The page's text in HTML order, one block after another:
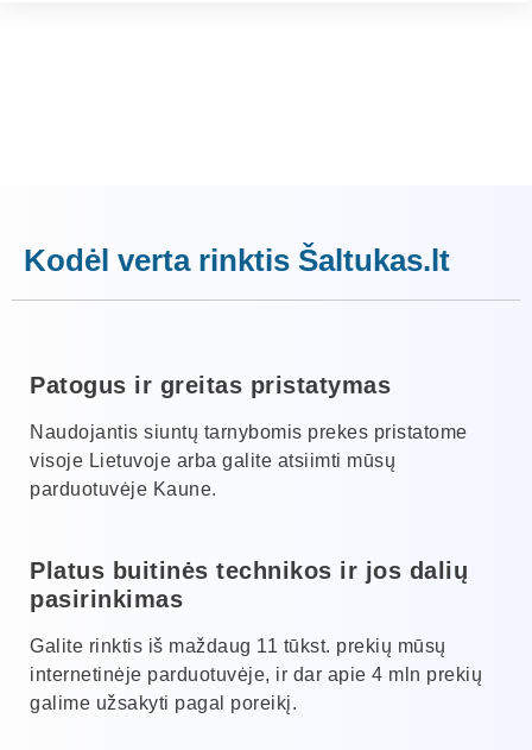
Kodėl verta rinktis Šaltukas.lt
Patogus ir greitas pristatymas
Naudojantis siuntų tarnybomis prekes pristatome
visoje Lietuvoje arba galite atsiimti mūsų
parduotuvėje Kaune.
Platus buitinės technikos ir jos dalių
pasirinkimas
Galite rinktis iš maždaug 11 tūkst. prekių mūsų
internetinėje parduotuvėje, ir dar apie 4 mln prekių
galime užsakyti pagal poreikį.